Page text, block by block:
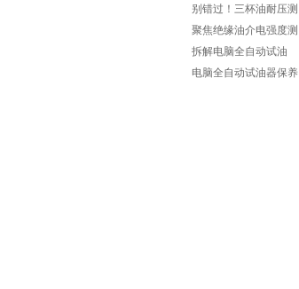
避坑指南：细节做到
位，设备不闹脾气
别错过！三杯油耐压测
试仪操作流程全解析，
一步到位不踩坑
聚焦绝缘油介电强度测
试仪：那些决定检测效
能的关键特点
拆解电脑全自动试油
器：核心组成部件，藏
电脑全自动试油器保养